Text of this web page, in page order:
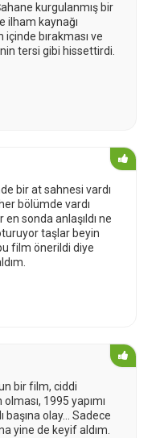
kurgulanmış bir
ilham kaynağı
bırakması ve
tersi gibi hissettirdi.
bir at sahnesi vardı
bölümde vardı
sonda anlaşıldı ne
taşlar beyin
film önerildi diye
bir film, ciddi
1995 yapımı
olay... Sadece
yine de keyif aldım.